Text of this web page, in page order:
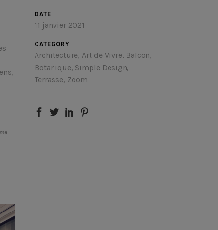
DATE
11 janvier 2021
CATEGORY
Architecture, Art de Vivre, Balcon,
Botanique, Simple Design,
Terrasse, Zoom